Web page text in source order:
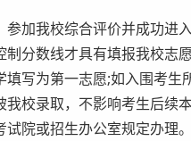
我校综合评价并成功进入
制分数线才具有填报我校志
填写为第一志愿;如入围考
我校录取，不影响考生后续
试院或招生办公室规定办理。